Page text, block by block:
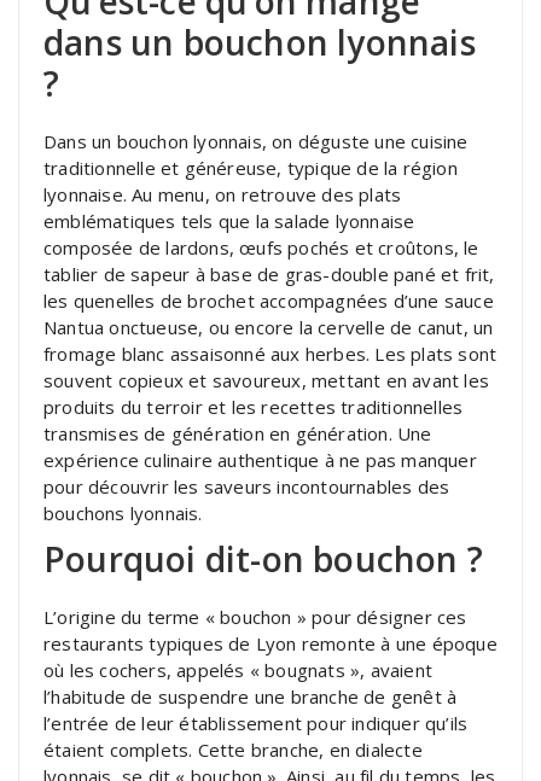
dans un bouchon lyonnais
?
Dans un bouchon lyonnais, on déguste une cuisine
traditionnelle et généreuse, typique de la région
lyonnaise. Au menu, on retrouve des plats
emblématiques tels que la salade lyonnaise
composée de lardons, œufs pochés et croûtons, le
tablier de sapeur à base de gras-double pané et frit,
les quenelles de brochet accompagnées d’une sauce
Nantua onctueuse, ou encore la cervelle de canut, un
fromage blanc assaisonné aux herbes. Les plats sont
souvent copieux et savoureux, mettant en avant les
produits du terroir et les recettes traditionnelles
transmises de génération en génération. Une
expérience culinaire authentique à ne pas manquer
pour découvrir les saveurs incontournables des
bouchons lyonnais.
Pourquoi dit-on bouchon ?
L’origine du terme « bouchon » pour désigner ces
restaurants typiques de Lyon remonte à une époque
où les cochers, appelés « bougnats », avaient
l’habitude de suspendre une branche de genêt à
l’entrée de leur établissement pour indiquer qu’ils
étaient complets. Cette branche, en dialecte